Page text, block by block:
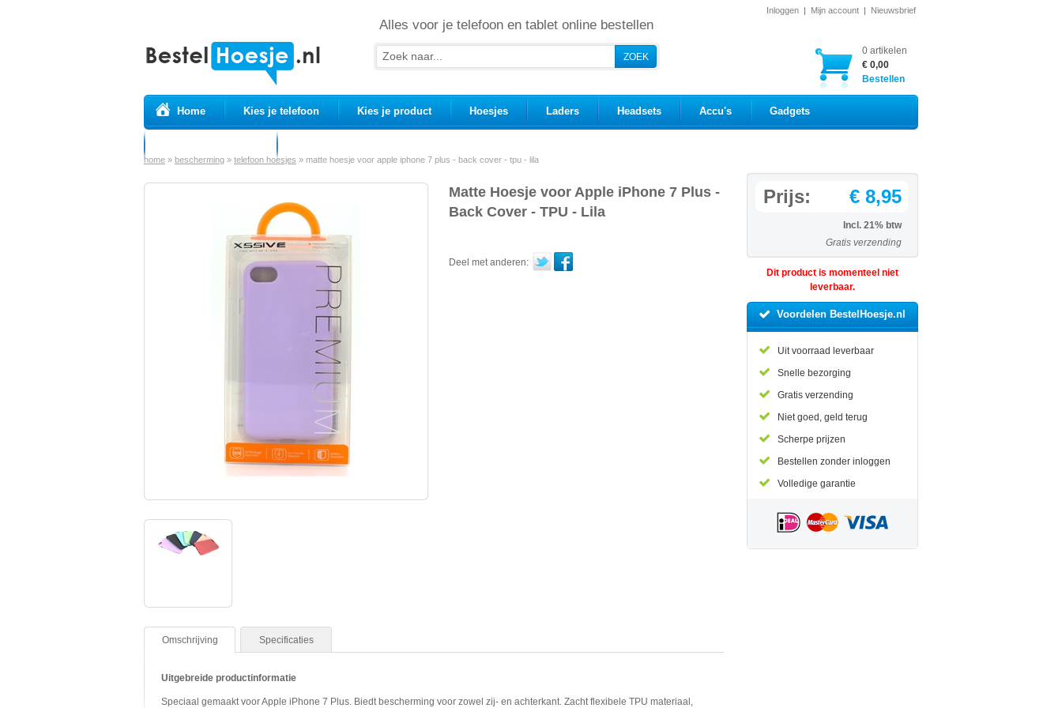
Alles voor je telefoon en tablet online bestellen
Inloggen | Mijn account | Nieuwsbrief
0 artikelen
€ 0,00
Bestellen
Home Kies je telefoon Kies je product Hoesjes Laders Headsets Accu's Gadgets
home » bescherming » telefoon hoesjes » matte hoesje voor apple iphone 7 plus - back cover - tpu - lila
Matte Hoesje voor Apple iPhone 7 Plus -
Back Cover - TPU - Lila
Deel met anderen:
Omschrijving Specificaties
Uitgebreide productinformatie
Speciaal gemaakt voor Apple iPhone 7 Plus. Biedt bescherming voor zowel zij- en achterkant. Zacht flexibele TPU materiaal,
Prijs: € 8,95
Incl. 21% btw
Gratis verzending
Dit product is momenteel niet
leverbaar.
Voordelen BestelHoesje.nl
Uit voorraad leverbaar
Snelle bezorging
Gratis verzending
Niet goed, geld terug
Scherpe prijzen
Bestellen zonder inloggen
Volledige garantie